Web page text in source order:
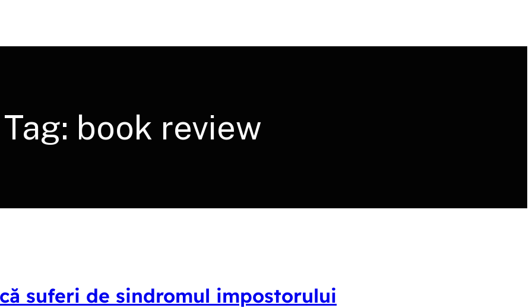
Tag: book review
suferi de sindromul impostorului